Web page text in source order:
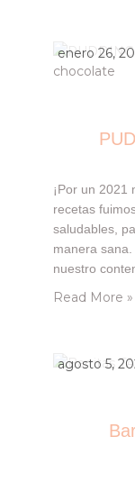
enero 26,
¡Por un
recetas
saludables,
manera
nuestro
Read More »
agosto 5,